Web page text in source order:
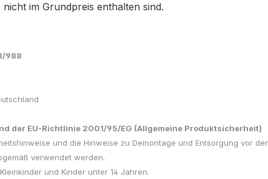
im Grundpreis enthalten sind.
988
der EU-Richtlinie 2001/95/EG (Allgemeine Produktsicherheit)
und die Hinweise zu Demontage und Entsorgung vor
verwendet werden.
und Kinder unter 14 Jahren.